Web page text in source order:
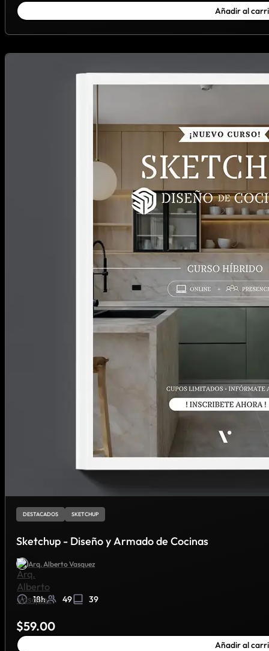
Añadir al
DESTACADOS SKETCHUP
Sketchup - Diseño y Armado de Cocinas
Arq. Alberto Vasquez
18h 49 39
$59.00
Añadir al